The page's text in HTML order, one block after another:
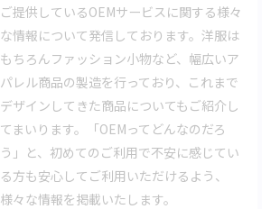
ご提供しているOEMサービスに関する様々
な情報について発信しております。洋服は
もちろんファッション小物など、幅広いア
パレル商品の製造を行っており、これまで
デザインしてきた商品についてもご紹介し
てまいります。「OEMってどんなのだろ
う」と、初めてのご利用で不安に感じてい
る方も安心してご利用いただけるよう、
様々な情報を掲載いたします。